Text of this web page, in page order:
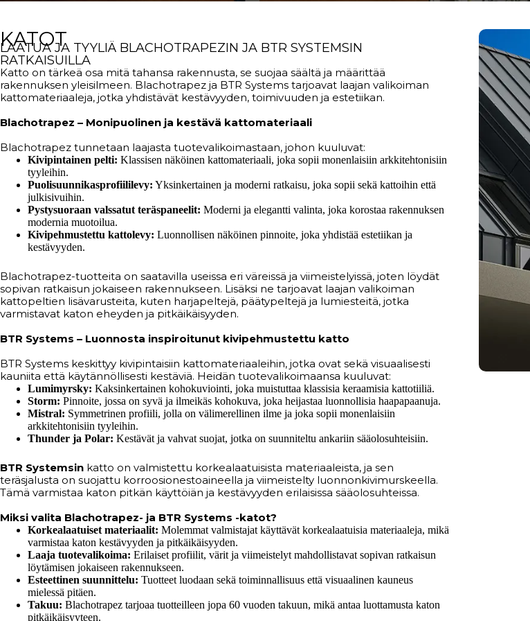
KATOT
LAATUA JA TYYLIÄ BLACHOTRAPEZIN JA BTR SYSTEMSIN
RATKAISUILLA
Katto on tärkeä osa mitä tahansa rakennusta, se suojaa säältä ja määrittää
rakennuksen yleisilmeen. Blachotrapez ja BTR Systems tarjoavat laajan valikoiman
kattomateriaaleja, jotka yhdistävät kestävyyden, toimivuuden ja estetiikan.
Blachotrapez – Monipuolinen ja kestävä kattomateriaali
Blachotrapez tunnetaan laajasta tuotevalikoimastaan, johon kuuluvat:
Kivipintainen pelti: Klassisen näköinen kattomateriaali, joka sopii monenlaisiin arkkitehtonisiin
tyyleihin.
Puolisuunnikasprofiililevy: Yksinkertainen ja moderni ratkaisu, joka sopii sekä kattoihin että
julkisivuihin.
Pystysuoraan valssatut teräspaneelit: Moderni ja elegantti valinta, joka korostaa rakennuksen
modernia muotoilua.
Kivipehmustettu kattolevy: Luonnollisen näköinen pinnoite, joka yhdistää estetiikan ja
kestävyyden.
Blachotrapez-tuotteita on saatavilla useissa eri väreissä ja viimeistelyissä, joten löydät
sopivan ratkaisun jokaiseen rakennukseen. Lisäksi ne tarjoavat laajan valikoiman
kattopeltien lisävarusteita, kuten harjapeltejä, päätypeltejä ja lumiesteitä, jotka
varmistavat katon eheyden ja pitkäikäisyyden.
BTR Systems – Luonnosta inspiroitunut kivipehmustettu katto
BTR Systems keskittyy kivipintaisiin kattomateriaaleihin, jotka ovat sekä visuaalisesti
kauniita että käytännöllisesti kestäviä. Heidän tuotevalikoimaansa kuuluvat:
Lumimyrsky: Kaksinkertainen kohokuviointi, joka muistuttaa klassisia keraamisia kattotiiliä.
Storm: Pinnoite, jossa on syvä ja ilmeikäs kohokuva, joka heijastaa luonnollisia haapapaanuja.
Mistral: Symmetrinen profiili, jolla on välimerellinen ilme ja joka sopii monenlaisiin
arkkitehtonisiin tyyleihin.
Thunder ja Polar: Kestävät ja vahvat suojat, jotka on suunniteltu ankariin sääolosuhteisiin.
BTR Systemsin katto on valmistettu korkealaatuisista materiaaleista, ja sen
teräsjalusta on suojattu korroosionestoaineella ja viimeistelty luonnonkivimurskeella.
Tämä varmistaa katon pitkän käyttöiän ja kestävyyden erilaisissa sääolosuhteissa.
Miksi valita Blachotrapez- ja BTR Systems -katot?
Korkealaatuiset materiaalit: Molemmat valmistajat käyttävät korkealaatuisia materiaaleja, mikä
varmistaa katon kestävyyden ja pitkäikäisyyden.
Laaja tuotevalikoima: Erilaiset profiilit, värit ja viimeistelyt mahdollistavat sopivan ratkaisun
löytämisen jokaiseen rakennukseen.
Esteettinen suunnittelu: Tuotteet luodaan sekä toiminnallisuus että visuaalinen kauneus
mielessä pitäen.
Takuu: Blachotrapez tarjoaa tuotteilleen jopa 60 vuoden takuun, mikä antaa luottamusta katon
pitkäikäisyyteen.